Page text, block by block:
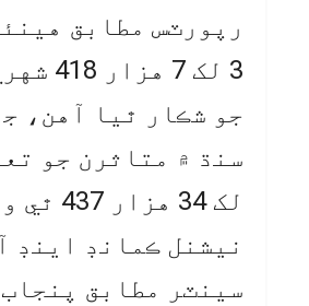
رپورٽس مطابق
3 لک 7
جو شڪار ٿيا آهن،
سنڌ ۾ متاثرن جو
لک 34 هزار
نيشنل ڪمانڊ اينڊ